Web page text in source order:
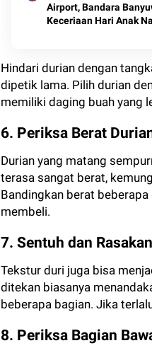
Airport, Bandara
Keceriaan Hari Anak
Hindari durian dengan
dipetik lama. Pilih durian
memiliki daging buah yang
6. Periksa Berat
Durian yang matang
terasa sangat berat,
Bandingkan berat
membeli.
7. Sentuh dan
Tekstur duri juga bisa
ditekan biasanya
beberapa bagian. Jika
8. Periksa Bagian